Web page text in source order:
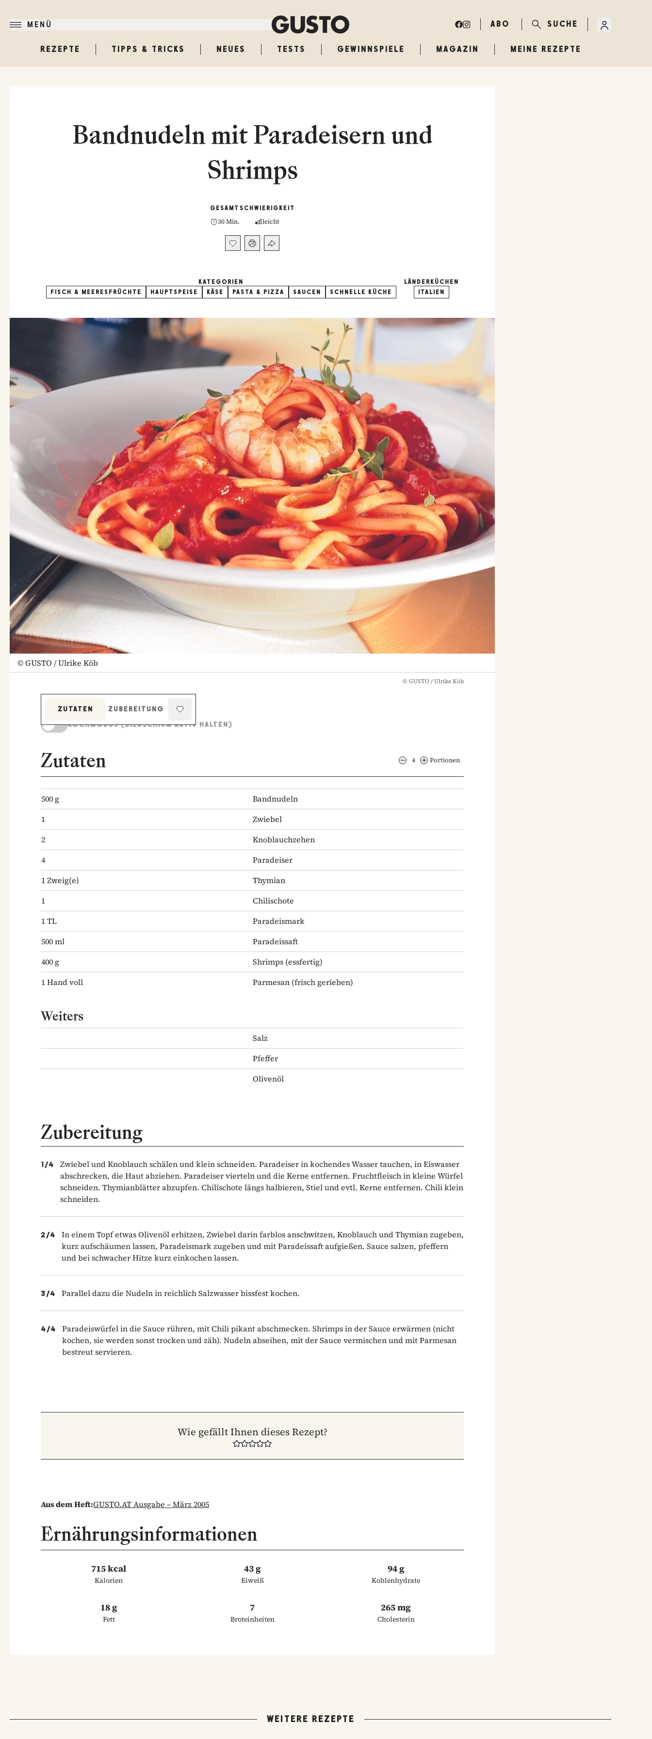
MENÜ ABO SUCHE
REZEPTE TIPPS & TRICKS NEUES TESTS GEWINNSPIELE MAGAZIN MEINE REZEPTE
Bandnudeln mit Paradeisern und
Shrimps
GESAMT
30 Min.
SCHWIERIGKEIT
leicht
KATEGORIEN
FISCH & MEERESFRÜCHTE
HAUPTSPEISE KÄSE PASTA & PIZZA SAUCEN SCHNELLE KÜCHE
LÄNDERKÜCHEN
ITALIEN
©GUSTO / Ulrike Köb
© GUSTO / Ulrike Köb
ZUTATEN
ZUBEREITUNG
KOCHMODUS (BILDSCHIRM AKTIV HALTEN)
Zutaten 4 Portionen
500 g
Bandnudeln
1
Zwiebel
2
Knoblauchzehen
4
Paradeiser
1Zweig(e)
Thymian
1
Chilischote
1TL
Paradeismark
500ml
Paradeissaft
400 g Shrimps (essfertig)
1Hand voll Parmesan (frisch gerieben)
Weiters
Salz
Pfeffer
Olivenöl
Zubereitung
1/4
Zwiebel und Knoblauch schälen und klein schneiden. Paradeiser in kochendes Wasser tauchen, in Eiswasser
abschrecken, die Haut abziehen. Paradeiser vierteln und die Kerne entfernen. Fruchtfleisch in kleine Würfel
schneiden. Thymianblätter abzupfen. Chilischote längs halbieren, Stiel und evtl. Kerne entfernen. Chili klein
schneiden.
2/4
In einem Topf etwas Olivenöl erhitzen, Zwiebel darin farblos anschwitzen, Knoblauch und Thymian zugeben,
kurz aufschäumen lassen, Paradeismark zugeben und mit Paradeissaft aufgießen. Sauce salzen, pfeffern
und bei schwacher Hitze kurz einkochen lassen.
3/4 Parallel dazu die Nudeln in reichlich Salzwasser bissfest kochen.
4/4
Paradeiswürfel in die Sauce rühren, mit Chili pikant abschmecken. Shrimps in der Sauce erwärmen (nicht
kochen, sie werden sonst trocken und zäh). Nudeln abseihen, mit der Sauce vermischen und mit Parmesan
bestreut servieren.
Wie gefällt Ihnen dieses Rezept?
Aus dem Heft:GUSTO.AT Ausgabe – März 2005
Ernährungsinformationen
715 kcal
Kalorien
43 g
Eiweiß
94 g
Kohlenhydrate
18 g
Fett
7
Broteinheiten
265 mg
Cholesterin
WEITERE REZEPTE